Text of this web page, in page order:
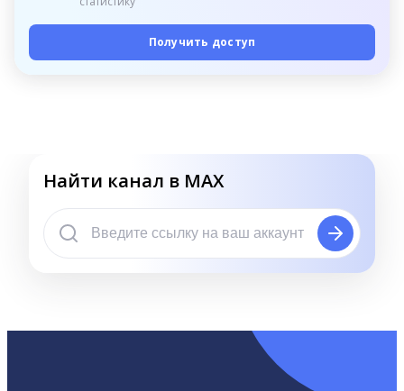
Получить доступ
Найти канал в MAX